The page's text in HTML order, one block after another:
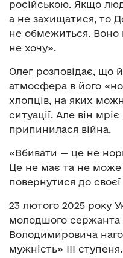
російською. Якщо
а не захищатися, то
не обмежиться. Воно
не хочу».
Олег розповідає, що
атмосфера в його
хлопців, на яких
ситуації. Але він
припинилася війна.
«Вбивати — це не
Це не має та не може
повернутися до своєї
23 лютого 2025 року
молодшого сержанта
Володимировича
мужність» III ступеня.